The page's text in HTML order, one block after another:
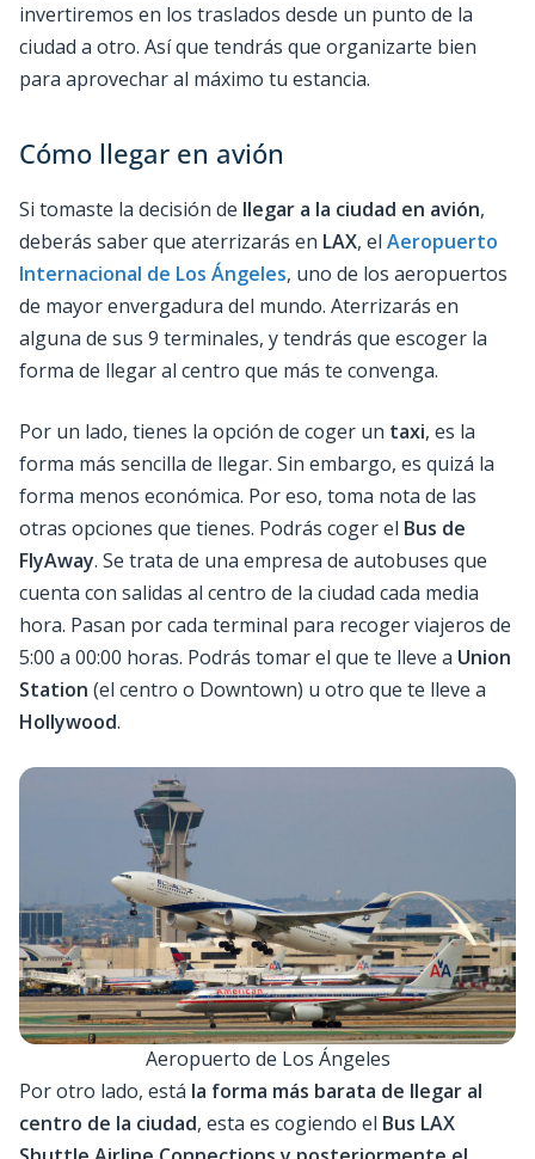
invertiremos en los traslados desde un punto de la
ciudad a otro. Así que tendrás que organizarte bien
para aprovechar al máximo tu estancia.
Cómo llegar en avión
Si tomaste la decisión de llegar a la ciudad en avión,
deberás saber que aterrizarás en LAX, el Aeropuerto
Internacional de Los Ángeles, uno de los aeropuertos
de mayor envergadura del mundo. Aterrizarás en
alguna de sus 9 terminales, y tendrás que escoger la
forma de llegar al centro que más te convenga.
Por un lado, tienes la opción de coger un taxi, es la
forma más sencilla de llegar. Sin embargo, es quizá la
forma menos económica. Por eso, toma nota de las
otras opciones que tienes. Podrás coger el Bus de
FlyAway. Se trata de una empresa de autobuses que
cuenta con salidas al centro de la ciudad cada media
hora. Pasan por cada terminal para recoger viajeros de
5:00 a 00:00 horas. Podrás tomar el que te lleve a Union
Station (el centro o Downtown) u otro que te lleve a
Hollywood.
Aeropuerto de Los Ángeles
Por otro lado, está la forma más barata de llegar al
centro de la ciudad, esta es cogiendo el Bus LAX